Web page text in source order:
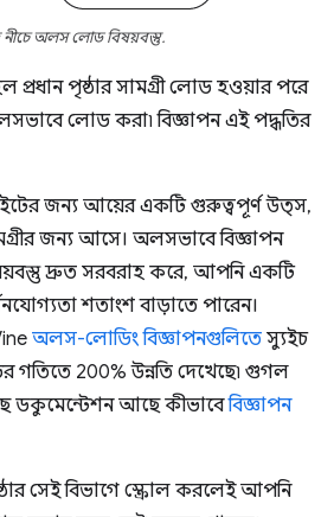
নীচে অলস লোড বিষয়বস্তু.
প্রধান পৃষ্ঠার সামগ্রী লোড হওয়ার পরে
লোড করা৷ বিজ্ঞাপন এই পদ্ধতির
জন্য আয়ের একটি গুরুত্বপূর্ণ উত্স,
জন্য আসে। অলসভাবে বিজ্ঞাপন
দ্রুত সরবরাহ করে, আপনি একটি
শতাংশ বাড়াতে পারেন।
অলস-লোডিং বিজ্ঞাপনগুলিতে স্যুইচ
গতিতে 200% উন্নতি দেখেছে৷ গুগল
ডকুমেন্টেশন আছে কীভাবেবিজ্ঞাপন
সেই বিভাগে স্ক্রোল করলেই আপনি